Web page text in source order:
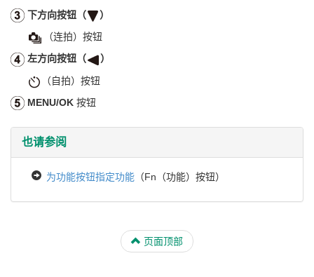
下方向按钮（
）
（连拍）按钮
左方向按钮（
）
（自拍）按钮
MENU/OK 按钮
也请参阅
为功能按钮指定功能 （Fn（功能）按钮）
页面顶部